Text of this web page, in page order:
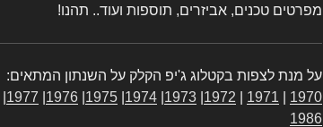
מפרטים טכנים, אביזרים, תוספות ועוד.. תהנו!
על מנת לצפות בקטלוג ג'יפ הקלק על השנתון המתאים:
1970
1971
1972
1973
1974
1975
1976
1977
1986